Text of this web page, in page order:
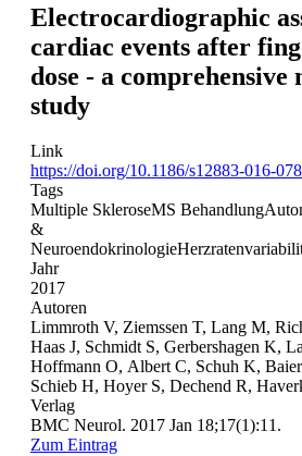
Electrocardiographic
cardiac events after
dose - a
study
Link
https://doi.org/10.1186/s12883-016-
Tags
Multiple SkleroseMS Behandlung
&
Neuroendokrinologie
Jahr
2017
Autoren
Limmroth V, Ziemssen T, Lang M,
Haas J, Schmidt S, Gerbershagen K,
Hoffmann O, Albert C, Schuh K,
Schieb H, Hoyer S, Dechend R,
Verlag
BMC Neurol. 2017 Jan 18;17(1):11.
Zum Eintrag